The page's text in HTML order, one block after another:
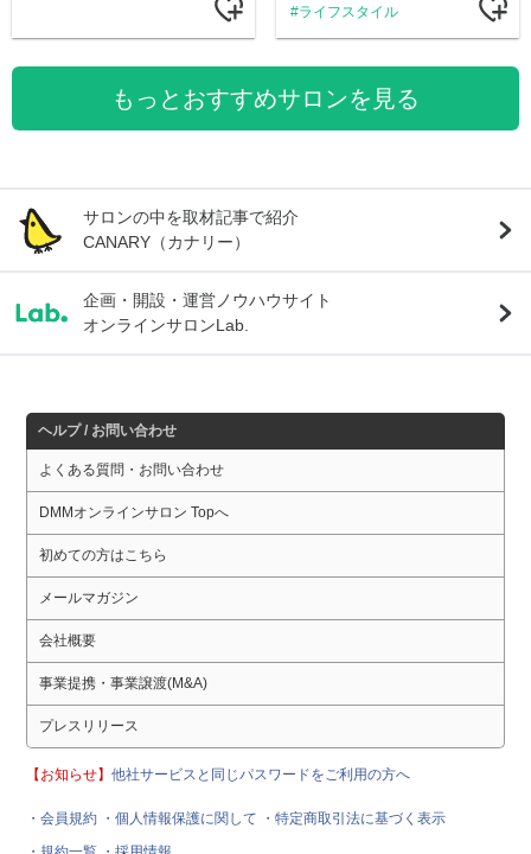
ライフスタイル
もっとおすすめサロンを見る
サロンの中を取材記事で紹介
CANARY（カナリー）
企画・開設・運営ノウハウサイト
オンラインサロンLab.
ヘルプ / お問い合わせ
よくある質問・お問い合わせ
DMMオンラインサロン Topへ
初めての方はこちら
メールマガジン
会社概要
事業提携・事業譲渡(M&A)
プレスリリース
【お知らせ】他社サービスと同じパスワードをご利用の方へ
・会員規約 ・個人情報保護に関して
・特定商取引法に基づく表示